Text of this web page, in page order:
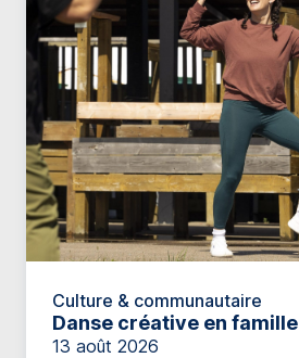
Culture & communautaire
Danse créative en famille
13 août 2026